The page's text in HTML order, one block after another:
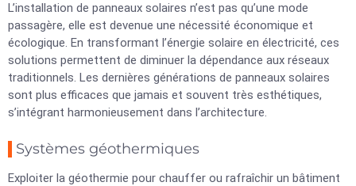
L’installation de panneaux solaires n’est pas qu’une mode
passagère, elle est devenue une nécessité économique et
écologique. En transformant l’énergie solaire en électricité, ces
solutions permettent de diminuer la dépendance aux réseaux
traditionnels. Les dernières générations de panneaux solaires
sont plus efficaces que jamais et souvent très esthétiques,
s’intégrant harmonieusement dans l’architecture.
Systèmes géothermiques
Exploiter la géothermie pour chauffer ou rafraîchir un bâtiment